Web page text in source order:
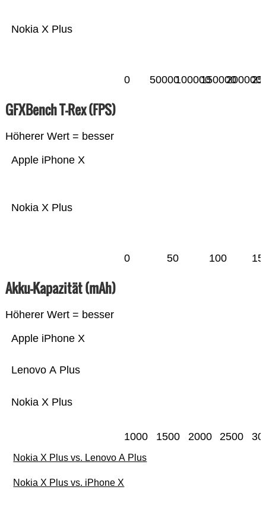
Nokia X Plus
0 50000100000150000200000
GFXBench T-Rex (FPS)
Höherer Wert = besser
Nokia X Plus
Apple iPhone X
0 50 100
Akku-Kapazität (mAh)
Höherer Wert = besser
Nokia X Plus
Lenovo A Plus
Apple iPhone X
1000 1500 2000 2500
Nokia X Plus vs. Lenovo A Plus
Nokia X Plus vs. iPhone X